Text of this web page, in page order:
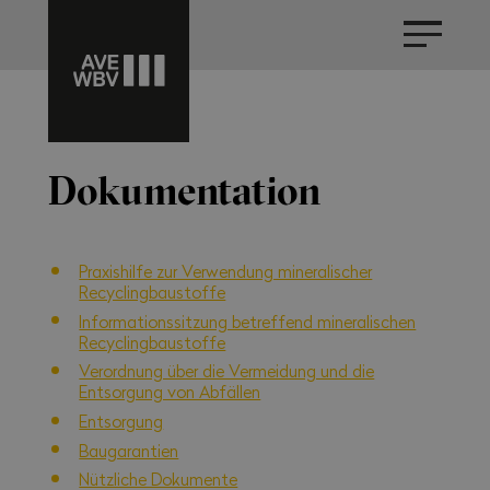
Dokumentation
Praxishilfe zur Verwendung mineralischer
Recyclingbaustoffe
Informationssitzung betreffend mineralischen
Recyclingbaustoffe
Verordnung über die Vermeidung und die
Entsorgung von Abfällen
Entsorgung
Baugarantien
Nützliche Dokumente